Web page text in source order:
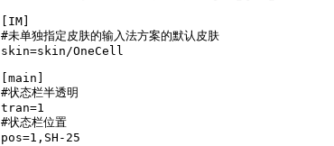
[IM]
#未单独指定皮肤的输入法方案的默认皮肤
skin=skin/OneCell
[main]
#状态栏半透明
tran=1
#状态栏位置
pos=1,SH-25